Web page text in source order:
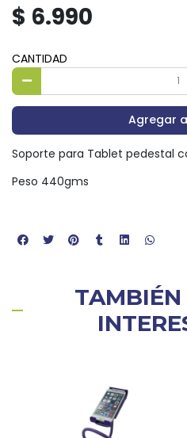
$ 6.990
CANTIDAD
Agregar
Soporte para Tablet pedestal
Peso 440gms